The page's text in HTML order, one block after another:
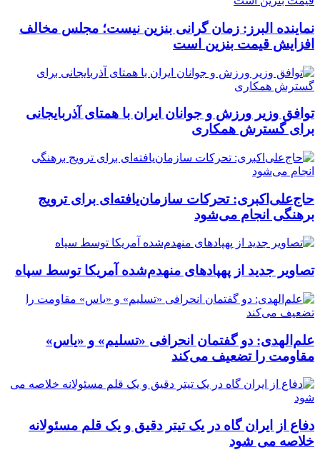
نماینده البرز: زمان گرانی بنزین نیست؛ مجلس مخالف
افزایش قیمت بنزین است
توافق وزیر ورزش و جوانان ایران با همتای آذربایجانی
برای گسترش همکاری
حاج‌علی‌اکبری: تحرکات سازمان‌یافته‌ای برای ترویج
برهنگی انجام می‌شود
تصاویر جدید از پهپادهای منهدم‌شده آمریکا توسط سپاه
علم‌الهدی: دو گفتمان انحرافی «تسلیم» و «یاس»
مقاومت را تضعیف می‌کند
دفاع از ایران گاه در یک تیتر دقیق و یک قلم مسئولانه
خلاصه می شود